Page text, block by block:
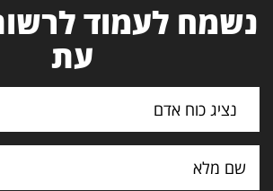
נשמח לעמוד
עת
נציג כוח אדם